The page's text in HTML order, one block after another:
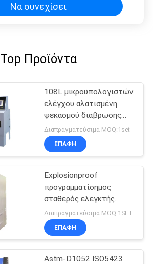
Να συνεχίσει
Top Προϊόντα
108L μικροϋπολογιστών
ελέγχου αλατισμένη
ψεκασμού διάβρωσης
δοκιμής αίθουσα δοκιμής
διάβρωσης ψεκασμού
αιθουσών αλατισμένη
Διαπραγματεύσιμα MOQ:1set
ΕΠΑΦΉ
Explosionproof
προγραμματίσημος
σταθερός ελεγκτής
θερμοκρασίας και
υγρασίας
Διαπραγματεύσιμα MOQ:1SET
ΕΠΑΦΉ
Astm-D1052 ISO5423